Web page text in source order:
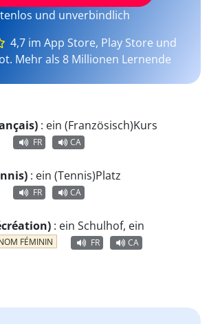
und unverbindlich
4,7 im App Store, Play Store und
Mehr als 8 Millionen Lernende
: ein (Französisch)Kurs
FR CA
: ein (Tennis)Platz
FR CA
: ein Schulhof, ein
FÉMININ FR CA